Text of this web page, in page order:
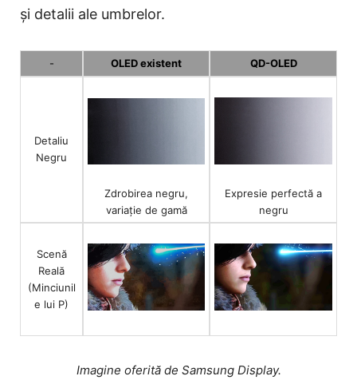
și detalii ale umbrelor.
- OLED existent QD-OLED
Detaliu
Negru
Zdrobirea negru,
variație de gamă
Expresie perfectă a
negru
Scenă
Reală
(Minciunil
e lui P)
Imagine oferită de Samsung Display.